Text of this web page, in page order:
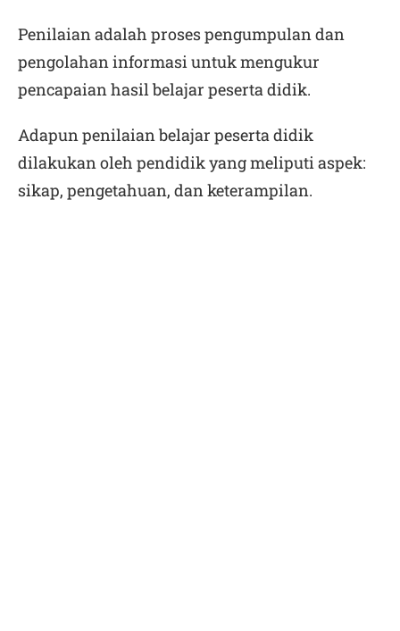
Penilaian adalah proses pengumpulan dan
pengolahan informasi untuk mengukur
pencapaian hasil belajar peserta didik.
Adapun penilaian belajar peserta didik
dilakukan oleh pendidik yang meliputi aspek:
sikap, pengetahuan, dan keterampilan.